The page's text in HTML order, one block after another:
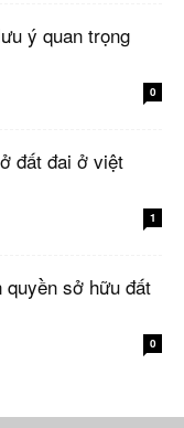
ý quan trọng
0
đất đai ở việt
1
sở hữu đất
0